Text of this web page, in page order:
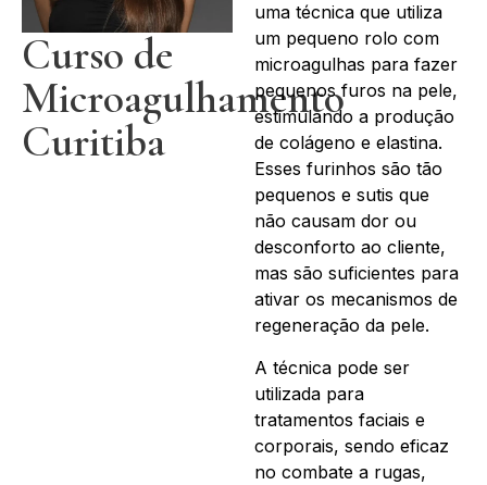
Curso de
Microagulhamento
Curitiba
uma técnica que utiliza
um pequeno rolo com
microagulhas para fazer
pequenos furos na pele,
estimulando a produção
de colágeno e elastina.
Esses furinhos são tão
pequenos e sutis que
não causam dor ou
desconforto ao cliente,
mas são suficientes para
ativar os mecanismos de
regeneração da pele.
A técnica pode ser
utilizada para
tratamentos faciais e
corporais, sendo eficaz
no combate a rugas,